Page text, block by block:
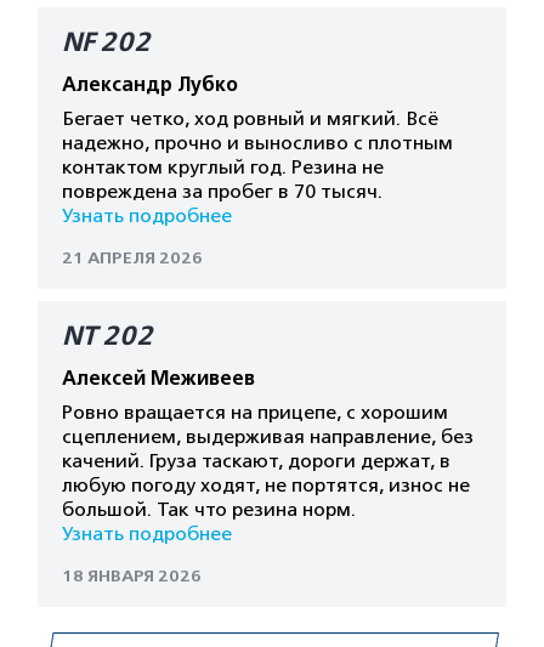
NF 202
Александр Лубко
Бегает четко, ход ровный и мягкий. Всё
надежно, прочно и выносливо с плотным
контактом круглый год. Резина не
повреждена за пробег в 70 тысяч.
Узнать подробнее
21 АПРЕЛЯ 2026
NT 202
Алексей Меживеев
Ровно вращается на прицепе, с хорошим
сцеплением, выдерживая направление, без
качений. Груза таскают, дороги держат, в
любую погоду ходят, не портятся, износ не
большой. Так что резина норм.
Узнать подробнее
18 ЯНВАРЯ 2026